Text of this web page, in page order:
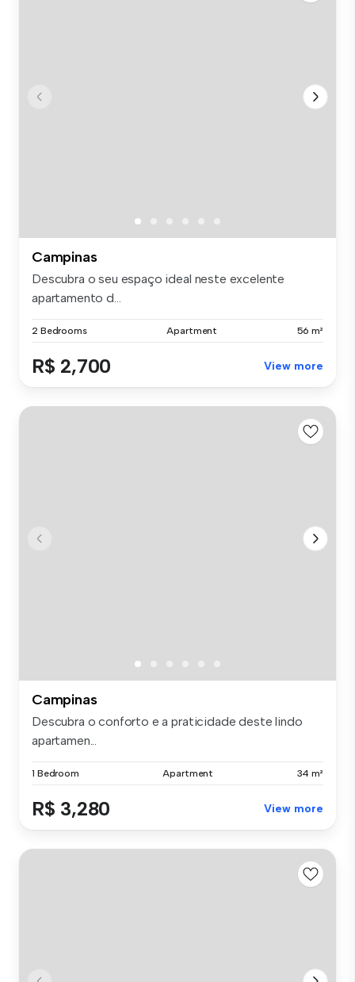
Campinas
Descubra o seu espaço ideal neste excelente
apartamento d...
2 Bedrooms Apartment 56 m²
R$ 2,700 View more
Campinas
Descubra o conforto e a praticidade deste lindo
apartamen...
1 Bedroom Apartment 34 m²
R$ 3,280 View more